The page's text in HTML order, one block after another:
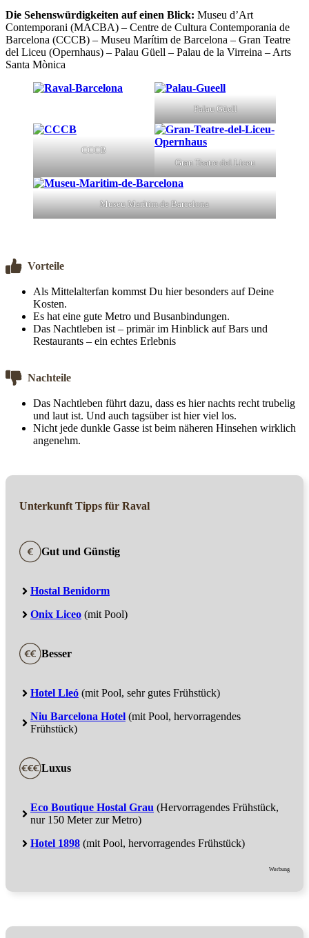
Die Sehenswürdigkeiten auf einen Blick: Museu d’Art
Contemporani (MACBA) – Centre de Cultura Contemporania de
Barcelona (CCCB) – Museu Marítim de Barcelona – Gran Teatre
del Liceu (Opernhaus) – Palau Güell – Palau de la Virreina – Arts
Santa Mònica
Palau Güell
CCCB
Gran Teatre del Liceu
Museu Marítim de Barcelona
Vorteile
Als Mittelalterfan kommst Du hier besonders auf Deine
Kosten.
Es hat eine gute Metro und Busanbindungen.
Das Nachtleben ist – primär im Hinblick auf Bars und
Restaurants – ein echtes Erlebnis
Nachteile
Das Nachtleben führt dazu, dass es hier nachts recht trubelig
und laut ist. Und auch tagsüber ist hier viel los.
Nicht jede dunkle Gasse ist beim näheren Hinsehen wirklich
angenehm.
Unterkunft Tipps für Raval
Gut und Günstig
Hostal Benidorm
Onix Liceo (mit Pool)
Besser
Hotel Lleó (mit Pool, sehr gutes Frühstück)
Niu Barcelona Hotel (mit Pool, hervorragendes
Frühstück)
Luxus
Eco Boutique Hostal Grau (Hervorragendes Frühstück,
nur 150 Meter zur Metro)
Hotel 1898 (mit Pool, hervorragendes Frühstück)
Werbung